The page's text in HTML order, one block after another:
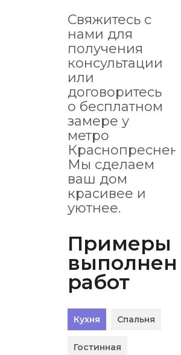
Свяжитесь с
нами для
получения
консультации
или
договоритесь
о бесплатном
замере у
метро
Мы сделаем
ваш дом
красивее и
уютнее.
Примеры
работ
Кухня Спальня
Гостинная